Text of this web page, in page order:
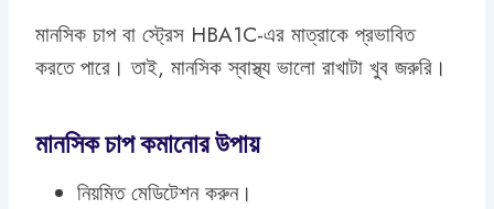
মানসিক চাপ বা স্ট্রেস HBA1C-এর মাত্রাকে প্রভাবিত
করতে পারে। তাই, মানসিক স্বাস্থ্য ভালো রাখাটা খুব জরুরি।
মানসিক চাপ কমানোর উপায়
নিয়মিত মেডিটেশন করুন।